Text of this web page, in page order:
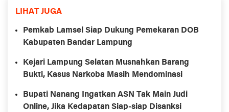
LIHAT JUGA
Pemkab Lamsel Siap Dukung Pemekaran DOB
Kabupaten Bandar Lampung
Kejari Lampung Selatan Musnahkan Barang
Bukti, Kasus Narkoba Masih Mendominasi
Bupati Nanang Ingatkan ASN Tak Main Judi
Online, Jika Kedapatan Siap-siap Disanksi